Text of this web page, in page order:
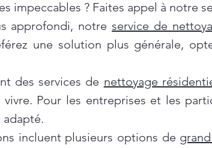
impeccables ? Faites appel à notre
approfondi, notreservice de
une solution plus générale,
des services de nettoyage
Pour les entreprises et les
incluent plusieurs options de